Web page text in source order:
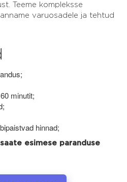
Teeme kompleksse
varuosadele ja tehtud
minutit;
hinnad;
esimese paranduse